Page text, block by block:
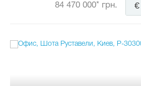
84 470 000* грн. €